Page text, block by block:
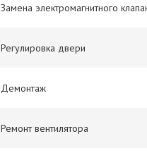
Замена электромагнитного
Регулировка двери
Демонтаж
Ремонт вентилятора